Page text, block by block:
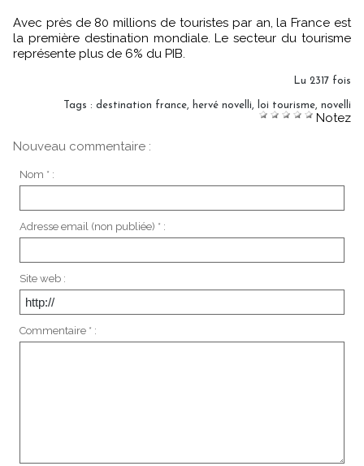
Avec près de 80 millions de touristes par an, la France est
la première destination mondiale. Le secteur du tourisme
représente plus de 6% du PIB.
Lu 2317 fois
Tags : destination france hervé novelli loi tourisme novelli
Notez
Nouveau commentaire :
Nom * :
Adresse email (non publiée) * :
Site web :
Commentaire * :